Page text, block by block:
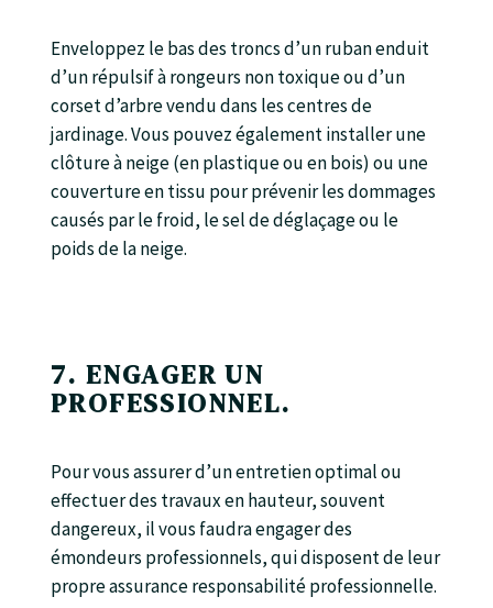
Enveloppez le bas des troncs d’un ruban enduit
d’un répulsif à rongeurs non toxique ou d’un
corset d’arbre vendu dans les centres de
jardinage. Vous pouvez également installer une
clôture à neige (en plastique ou en bois) ou une
couverture en tissu pour prévenir les dommages
causés par le froid, le sel de déglaçage ou le
poids de la neige.
7. ENGAGER UN
PROFESSIONNEL.
Pour vous assurer d’un entretien optimal ou
effectuer des travaux en hauteur, souvent
dangereux, il vous faudra engager des
émondeurs professionnels, qui disposent de leur
propre assurance responsabilité professionnelle.